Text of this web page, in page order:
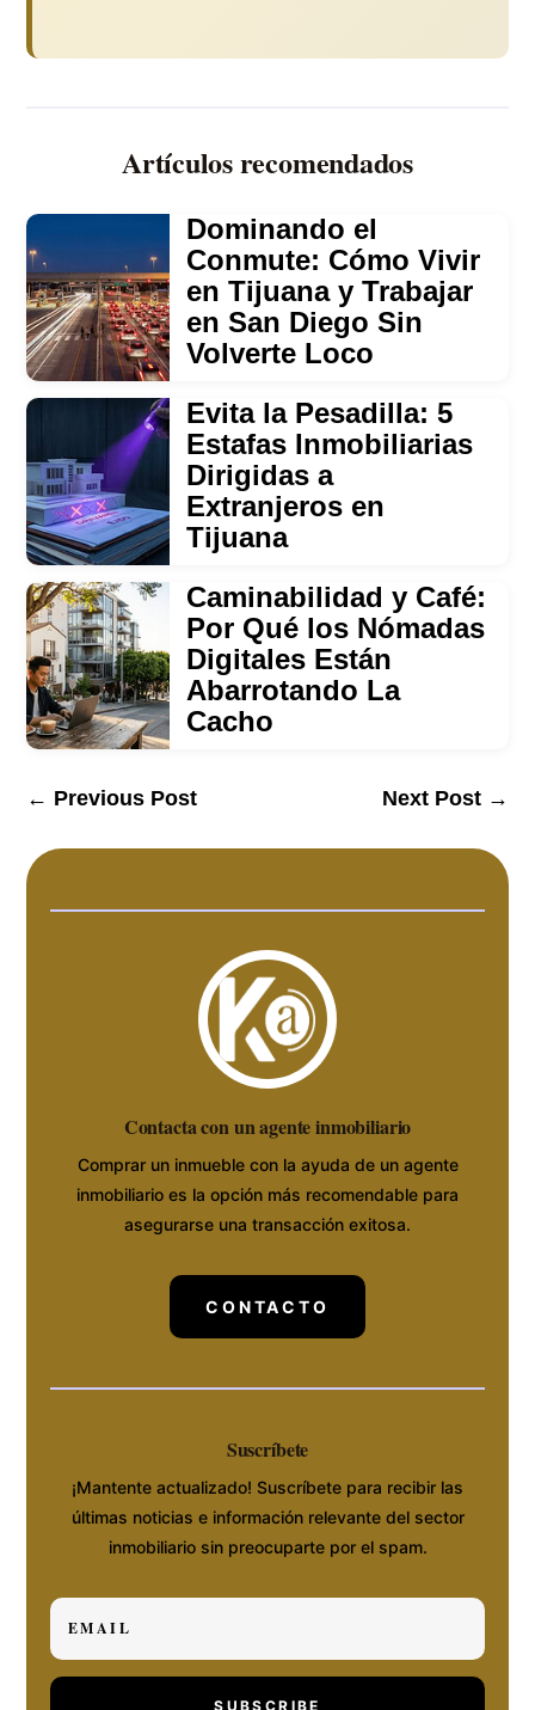
Artículos recomendados
Dominando el
Conmute: Cómo Vivir
en Tijuana y Trabajar
en San Diego Sin
Volverte Loco
Evita la Pesadilla: 5
Estafas Inmobiliarias
Dirigidas a
Extranjeros en
Tijuana
Caminabilidad y Café:
Por Qué los Nómadas
Digitales Están
Abarrotando La
Cacho
← Previous Post Next Post→
Contacta con un agente inmobiliario
Comprar un inmueble con la ayuda de un agente
inmobiliario es la opción más recomendable para
asegurarse una transacción exitosa.
CONTACTO
Suscríbete
¡Mantente actualizado! Suscríbete para recibir las
últimas noticias e información relevante del sector
inmobiliario sin preocuparte por el spam.
SUBSCRIBE